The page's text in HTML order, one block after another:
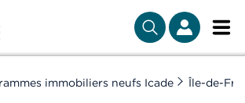
immobiliers neufs Icade Île-de-